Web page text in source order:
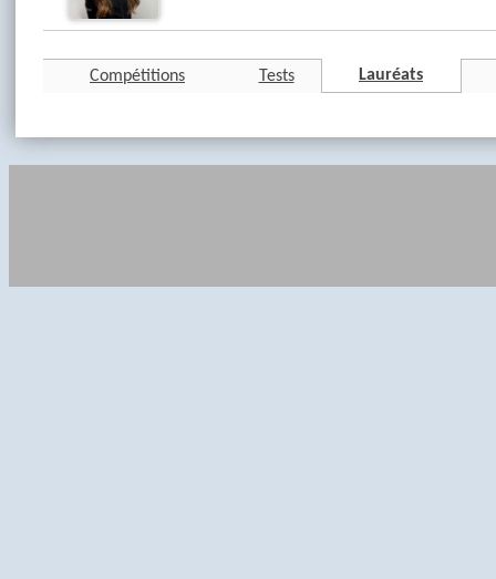
Compétitions Tests Lauréats